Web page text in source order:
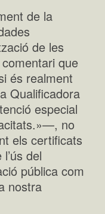
de la
de les
que
és realment
Qualificadora
especial
no
els certificats
del
pública com
nostra